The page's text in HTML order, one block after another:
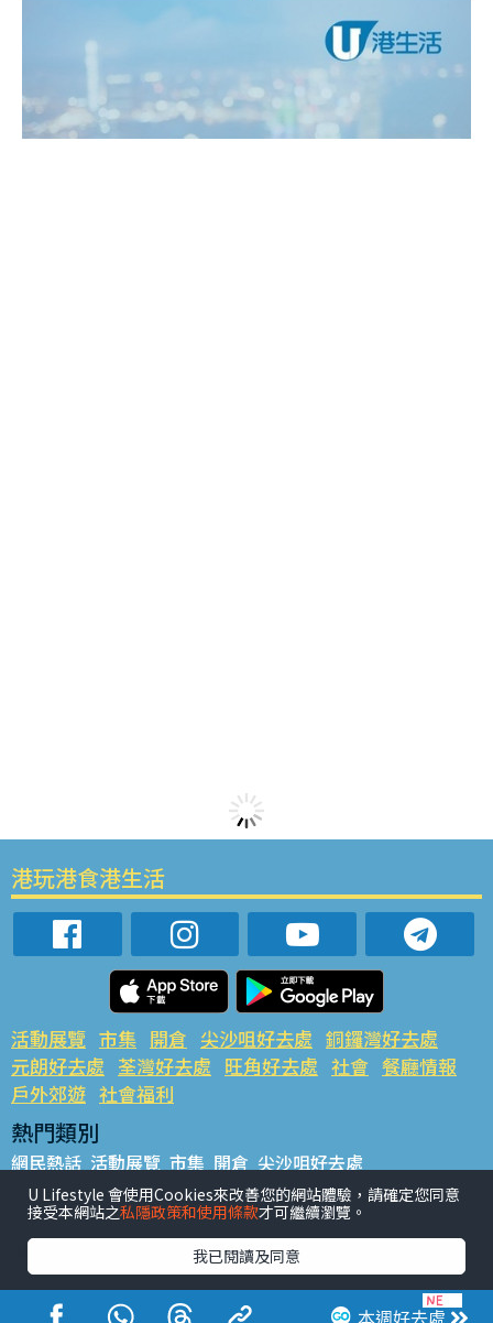
本週好去處
港玩港食港生活
活動展覽 市集 開倉 尖沙咀好去處 銅鑼灣好去處
元朗好去處 荃灣好去處 旺角好去處 社會 餐廳情報
戶外郊遊 社會福利
熱門類別
網民熱話 活動展覽 市集 開倉 尖沙咀好去處
銅鑼灣好去處 元朗好去處 荃灣好去處 旺角好去處 社會
餐廳情報 戶外郊遊
熱門標籤
#UGO搵好去處 #人氣活動推介 #美食社群熱話
#親子玩樂好去處
#ULifestyle應用程式
#限時搶
U Lifestyle 會使用Cookies來改善您的網站體驗，請確定您同意
接受本網站之私隱政策和使用條款才可繼續瀏覽。
我已閱讀及同意